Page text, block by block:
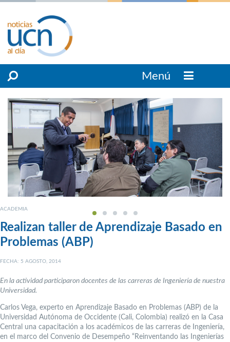
Menú
ACADEMIA
Realizan taller de Aprendizaje Basado en
Problemas (ABP)
FECHA: 5 AGOSTO, 2014
En la actividad participaron docentes de las carreras de Ingeniería de nuestra
Universidad.
Carlos Vega, experto en Aprendizaje Basado en Problemas (ABP) de la
Universidad Autónoma de Occidente (Cali, Colombia) realizó en la Casa
Central una capacitación a los académicos de las carreras de Ingeniería,
en el marco del Convenio de Desempeño “Reinventando las Ingenierías